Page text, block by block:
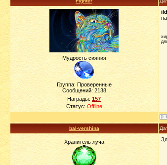
Мудрость сияния
Группа: Проверенные
Сообщений: 2138
Награды: 157
Статус: Offline
bal-vershina
Хранитель луча